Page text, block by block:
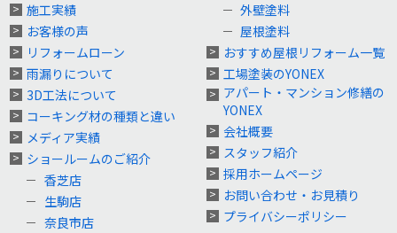
施工実績
お客様の声
リフォームローン
雨漏りについて
3D工法について
コーキング材の種類と違い
メディア実績
ショールームのご紹介
香芝店
生駒店
奈良市店
外壁塗料
屋根塗料
おすすめ屋根リフォーム一覧
工場塗装のYONEX
アパート・マンション修繕の
YONEX
会社概要
スタッフ紹介
採用ホームページ
お問い合わせ・お見積り
プライバシーポリシー